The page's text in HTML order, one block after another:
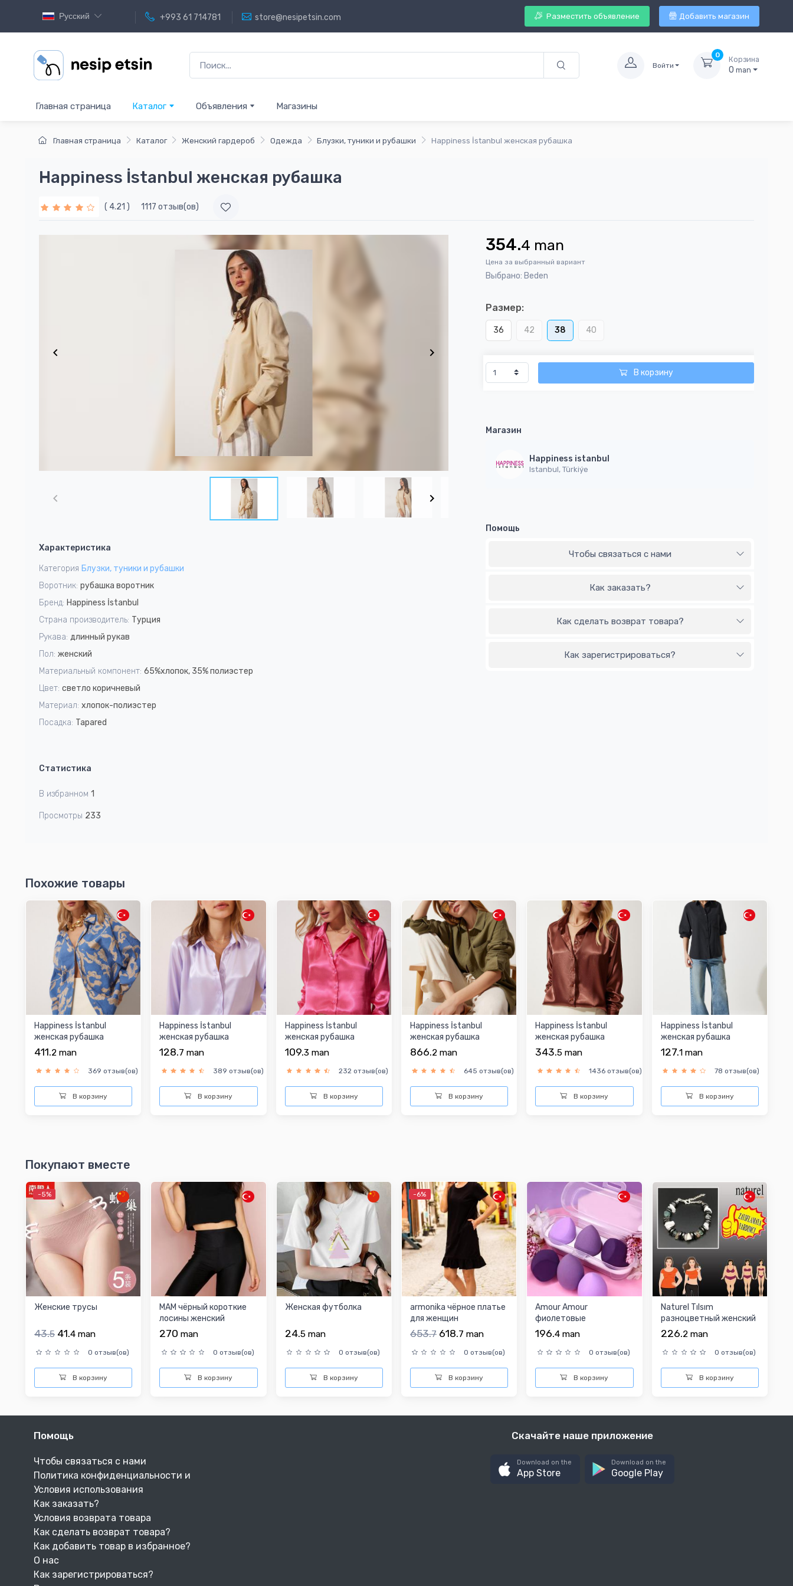
Русский +993 61 714781 store@nesipetsin.com Разместить объявление Добавить магазин
Войти
0
Корзина
0 man
Главная страница Каталог Объявления Магазины
Главная страница Каталог Женский гардероб Одежда Блузки, туники и рубашки Happiness İstanbul женская рубашка
Happiness İstanbul женская рубашка
( 4.21 ) 1117 отзыв(ов)
5
Характеристика
Категория Блузки, туники и рубашки
Воротник: рубашка воротник
Бренд: Happiness İstanbul
Страна производитель: Турция
Рукава: длинный рукав
Пол: женский
Материальный компонент: 65%хлопок, 35% полиэстер
Цвет: светло коричневый
Материал: хлопок-полиэстер
Посадка: Tapared
Статистика
В избранном 1
Просмотры 233
354.4 man
Цена за выбранный вариант
Выбрано: Beden
Размер:
36 42 38 40
В корзину
Магазин
Happiness istanbul
Istanbul, Türkiýe
Помощь
Чтобы связаться с нами
Как заказать?
Как сделать возврат товара?
Как зарегистрироваться?
Похожие товары
Happiness İstanbul
женская рубашка
411.2 man
369 отзыв(ов)
В корзину
Happiness İstanbul
женская рубашка
128.7 man
389 отзыв(ов)
В корзину
Happiness İstanbul
женская рубашка
109.3 man
232 отзыв(ов)
В корзину
Happiness İstanbul
женская рубашка
866.2 man
645 отзыв(ов)
В корзину
Happiness İstanbul
женская рубашка
343.5 man
1436 отзыв(ов)
В корзину
Happiness İstanbul
женская рубашка
127.1 man
78 отзыв(ов)
В корзину
Покупают вместе
-5%
Женские трусы
43.5 41.4 man
0 отзыв(ов)
В корзину
MAM чёрный короткие
лосины женский
270man
0 отзыв(ов)
В корзину
Женская футболка
24.5 man
0 отзыв(ов)
В корзину
-6%
armonika чёрное платье
для женщин
653.7 618.7 man
0 отзыв(ов)
В корзину
Amour Amour
фиолетовые
аксессуары для
196.4 man
0 отзыв(ов)
В корзину
Naturel Tılsım
разноцветный женский
браслет
226.2 man
0 отзыв(ов)
В корзину
Помощь
Чтобы связаться с нами
Политика конфиденциальности и
Условия использования
Как заказать?
Условия возврата товара
Как сделать возврат товара?
Как добавить товар в избранное?
О нас
Как зарегистрироваться?
Скачайте наше приложение
Download on the
App Store
Download on the
Google Play